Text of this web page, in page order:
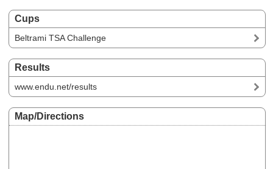
Cups
Beltrami TSA Challenge
Results
www.endu.net/results
Map/Directions